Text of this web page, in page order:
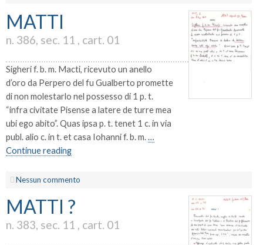
MATTI
n. 386, sec. 11 , cart. 01
Sigheri f. b. m. Macti, ricevuto un anello
d’oro da Perpero del fu Gualberto promette
di non molestarlo nel possesso di 1 p. t.
“infra civitate Pisense a latere de turre mea
ubi ego abito”. Quas ipsa p. t. tenet 1 c. in via
publ. alio c. in t. et casa Iohanni f. b. m.…
Continue reading
Nessun commento
MATTI ?
n. 383, sec. 11 , cart. 01